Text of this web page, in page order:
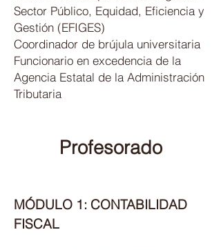
Sector Público, Equidad, Eficiencia y
Gestión (EFIGES)
Coordinador de brújula universitaria
Funcionario en excedencia de la
Agencia Estatal de la Administración
Tributaria
Profesorado
MÓDULO 1: CONTABILIDAD
FISCAL